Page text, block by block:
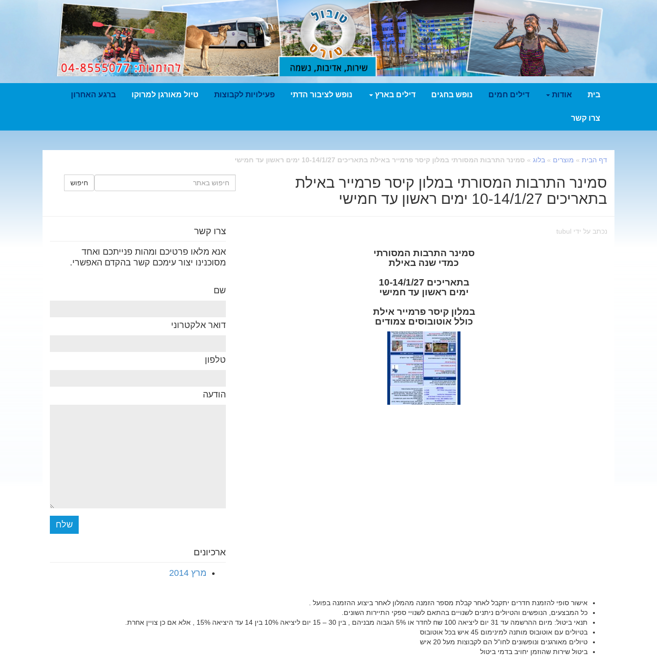
בית אודות דילים חמים נופש בחגים דילים בארץ נופש לציבור הדתי פעילויות לקבוצות טיול מאורגן למרוקו ברגע האחרון
צרו קשר
דף הבית » מוצרים » בלוג » סמינר התרבות המסורתי במלון קיסר פרמייר באילת בתאריכים 10-14/1/27 ימים ראשון עד חמישי
סמינר התרבות המסורתי במלון קיסר פרמייר באילת
בתאריכים 10-14/1/27 ימים ראשון עד חמישי
חיפוש
נכתב על ידי tubul
סמינר התרבות המסורתי
כמדי שנה באילת
בתאריכים 10-14/1/27
ימים ראשון עד חמישי
במלון קיסר פרמייר אילת
כולל אוטובוסים צמודים
צרו קשר
אנא מלאו פרטיכם ומהות פנייתכם ואחד
מסוכנינו יצור עימכם קשר בהקדם האפשרי.
שם
דואר אלקטרוני
טלפון
הודעה
שלח
ארכיונים
מרץ 2014
אישור סופי להזמנת חדרים יתקבל לאחר קבלת מספר הזמנה מהמלון לאחר ביצוע ההזמנה בפועל .
כל המבצעים, הנופשים והטיולים ניתנים לשנויים בהתאם לשנויי ספקי התיירות השונים.
תנאי ביטול: מיום ההרשמה עד 31 יום ליציאה 100 שח לחדר או 5% הגבוה מבניהם , בין 30 – 15 יום ליציאה 10% בין 14 עד היציאה 15% , אלא אם כן צויין אחרת.
בטיולים עם אוטובוס מותנה למינימום 45 איש בכל אוטובוס
טיולים מאורגנים ונופשונים לחו"ל הם לקבוצות מעל 20 איש
ביטול שירות שהוזמן יחויב בדמי ביטול